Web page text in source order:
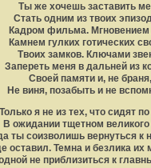
Ты же хочешь заставить
Стать одним из твоих
Кадром фильма. Мгновением
Камнем гулких готических
Твоих замков. Ключами
Запереть меня в дальней из
Своей памяти и, не браня,
Не виня, позабыть и не
Только я не из тех, что сидят
В ожидании тщетном великого
ты соизволишь вернуться к
оставил. Темна и безлика их
не приблизиться к